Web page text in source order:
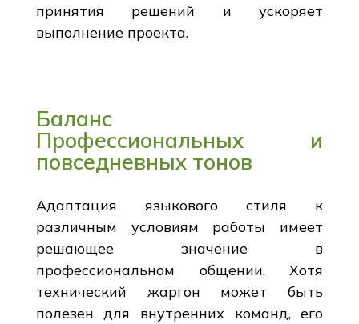
принятия решений и ускоряет
выполнение проекта.
Баланс
Профессиональных и
повседневных тонов
Адаптация языкового стиля к
различным условиям работы имеет
решающее значение в
профессиональном общении. Хотя
технический жаргон может быть
полезен для внутренних команд, его